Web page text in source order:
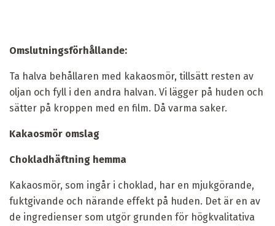
Omslutningsförhållande:
Ta halva behållaren med kakaosmör, tillsätt resten av
oljan och fyll i den andra halvan. Vi lägger på huden och
sätter på kroppen med en film. Då varma saker.
Kakaosmör omslag
Chokladhäftning hemma
Kakaosmör, som ingår i choklad, har en mjukgörande,
fuktgivande och närande effekt på huden. Det är en av
de ingredienser som utgör grunden för högkvalitativa